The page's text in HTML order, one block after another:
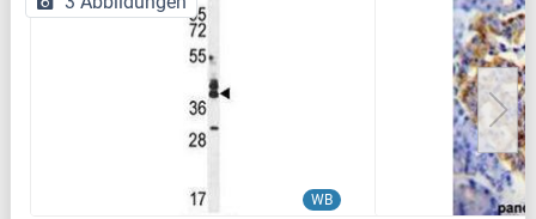
WB